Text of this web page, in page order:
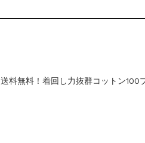
送料無料！着回し力抜群コットン100